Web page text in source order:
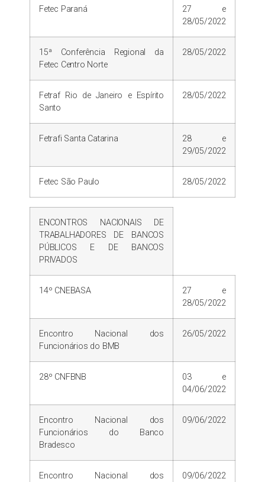
Fetec Paraná
27 e
28/05/2022
15ª Conferência Regional da
Fetec Centro Norte
28/05/2022
Fetraf Rio de Janeiro e Espírito
Santo
28/05/2022
Fetrafi Santa Catarina
28 e
29/05/2022
Fetec São Paulo 28/05/2022
ENCONTROS NACIONAIS DE
TRABALHADORES DE BANCOS
PÚBLICOS E DE BANCOS
PRIVADOS
14º CNEBASA
27 e
28/05/2022
Encontro Nacional dos
Funcionários do BMB
26/05/2022
28º CNFBNB
03 e
04/06/2022
Encontro Nacional dos
Funcionários do Banco
Bradesco
09/06/2022
Encontro Nacional dos
09/06/2022